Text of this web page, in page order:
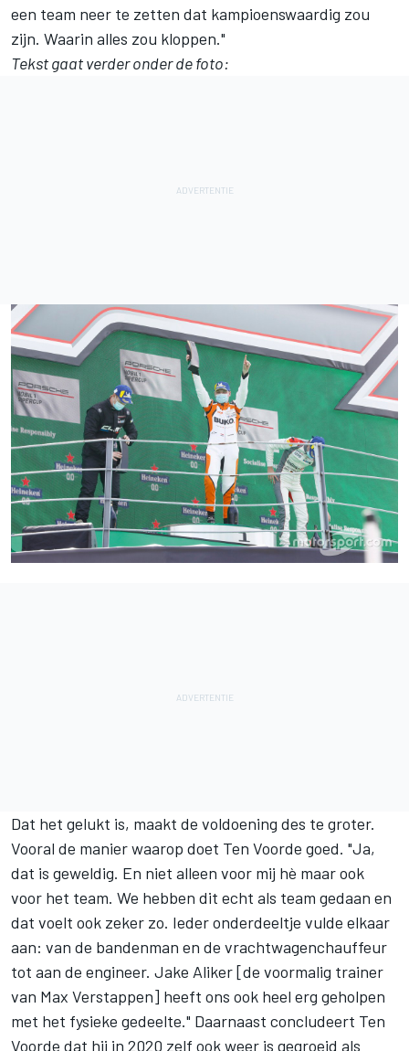
een team neer te zetten dat kampioenswaardig zou
zijn. Waarin alles zou kloppen."
Tekst gaat verder onder de foto:
Dat het gelukt is, maakt de voldoening des te groter.
Vooral de manier waarop doet Ten Voorde goed. "Ja,
dat is geweldig. En niet alleen voor mij hè maar ook
voor het team. We hebben dit echt als team gedaan en
dat voelt ook zeker zo. Ieder onderdeeltje vulde elkaar
aan: van de bandenman en de vrachtwagenchauffeur
tot aan de engineer. Jake Aliker [de voormalig trainer
van Max Verstappen] heeft ons ook heel erg geholpen
met het fysieke gedeelte." Daarnaast concludeert Ten
Voorde dat hij in 2020 zelf ook weer is gegroeid als